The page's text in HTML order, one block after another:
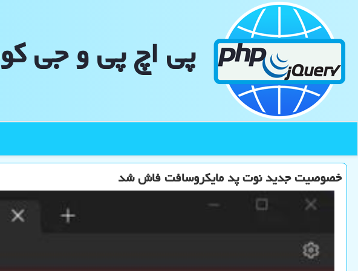
پی اچ پی و جی
خصوصیت جدید نوت پد مایکروسافت فاش شد